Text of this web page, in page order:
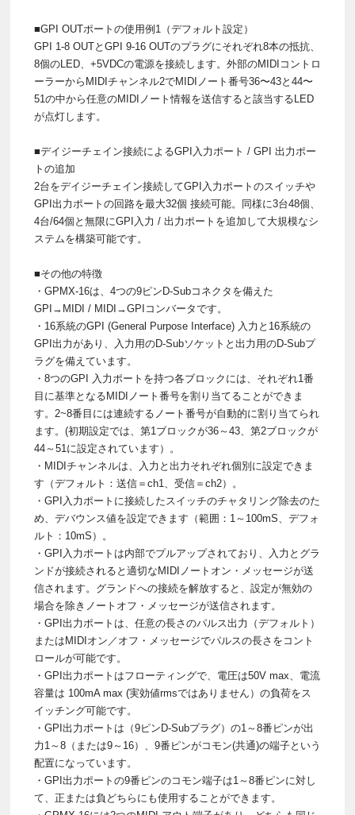
■GPI OUTポートの使用例1（デフォルト設定）
GPI 1-8 OUTとGPI 9-16 OUTのプラグにそれぞれ8本の抵抗、
8個のLED、+5VDCの電源を接続します。外部のMIDIコントロ
ーラーからMIDIチャンネル2でMIDIノート番号36〜43と44〜
51の中から任意のMIDIノート情報を送信すると該当するLED
が点灯します。
■デイジーチェイン接続によるGPI入力ポート / GPI 出力ポー
トの追加
2台をデイジーチェイン接続してGPI入力ポートのスイッチや
GPI出力ポートの回路を最大32個 接続可能。同様に3台48個、
4台/64個と無限にGPI入力 / 出力ポートを追加して大規模なシ
ステムを構築可能です。
■その他の特徴
・GPMX-16は、4つの9ピンD-Subコネクタを備えた
GPI→MIDI / MIDI→GPIコンバータです。
・16系統のGPI (General Purpose Interface) 入力と16系統の
GPI出力があり、入力用のD-Subソケットと出力用のD-Subプ
ラグを備えています。
・8つのGPI 入力ポートを持つ各ブロックには、それぞれ1番
目に基準となるMIDIノート番号を割り当てることができま
す。2~8番目には連続するノート番号が自動的に割り当てられ
ます。(初期設定では、第1ブロックが36～43、第2ブロックが
44～51に設定されています）。
・MIDIチャンネルは、入力と出力それぞれ個別に設定できま
す（デフォルト：送信＝ch1、受信＝ch2）。
・GPI入力ポートに接続したスイッチのチャタリング除去のた
め、デバウンス値を設定できます（範囲：1～100mS、デフォ
ルト：10mS）。
・GPI入力ポートは内部でプルアップされており、入力とグラ
ンドが接続されると適切なMIDIノートオン・メッセージが送
信されます。グランドへの接続を解放すると、設定が無効の
場合を除きノートオフ・メッセージが送信されます。
・GPI出力ポートは、任意の長さのパルス出力（デフォルト）
またはMIDIオン／オフ・メッセージでパルスの長さをコント
ロールが可能です。
・GPI出力ポートはフローティングで、電圧は50V max、電流
容量は 100mA max (実効値rmsではありません）の負荷をス
イッチング可能です。
・GPI出力ポートは（9ピンD-Subプラグ）の1～8番ピンが出
力1～8（または9～16）、9番ピンがコモン(共通)の端子という
配置になっています。
・GPI出力ポートの9番ピンのコモン端子は1～8番ピンに対し
て、正または負どちらにも使用することができます。